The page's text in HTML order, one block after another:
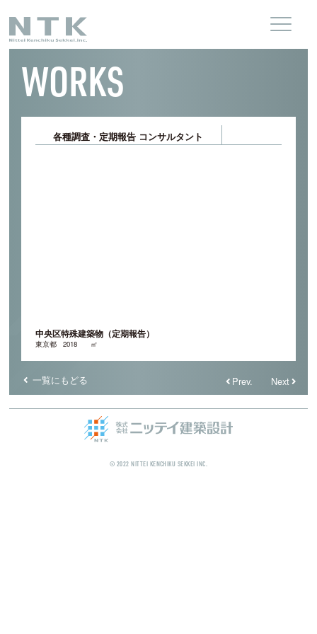
WORKS
各種調査・定期報告 コンサルタント
中央区特殊建築物（定期報告）
東京都 2018 ㎡
一覧にもどる Prev. Next
© 2022 NITTEI KENCHIKU SEKKEI INC.